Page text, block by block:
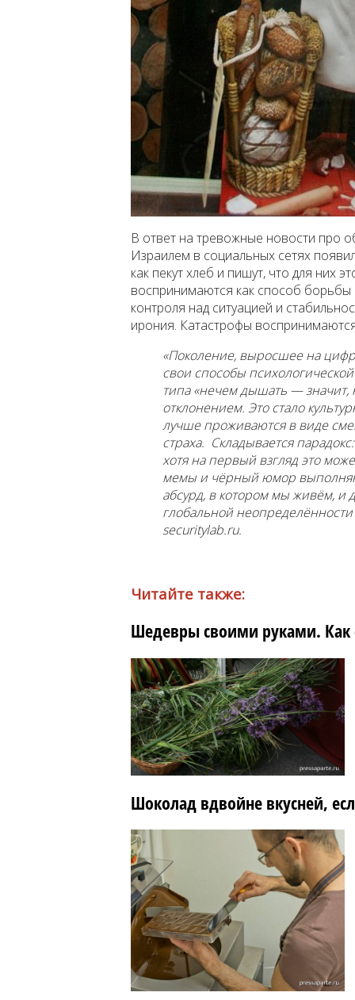
В ответ на тревожные новости про
Израилем в социальных сетях
как пекут хлеб и пишут, что для них
воспринимаются как способ
контроля над ситуацией и
ирония. Катастрофы
«Поколение, выросшее на
свои способы
типа «нечем дышать — значит,
отклонением. Это стало
лучше проживаются в виде
страха. Складывается
хотя на первый взгляд это
мемы и чёрный юмор
абсурд, в котором мы живём, и
глобальной
securitylab.ru.
Читайте также:
Шедевры своими руками. Как
Шоколад вдвойне вкусней,